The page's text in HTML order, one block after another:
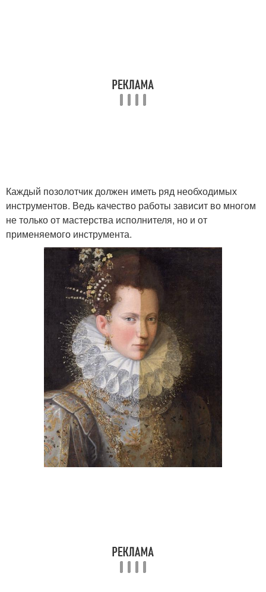
Каждый позолотчик должен иметь ряд необходимых
инструментов. Ведь качество работы зависит во многом
не только от мастерства исполнителя, но и от
применяемого инструмента.